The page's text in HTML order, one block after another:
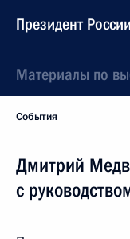
Президент России
Материалы по
События
Дмитрий
с